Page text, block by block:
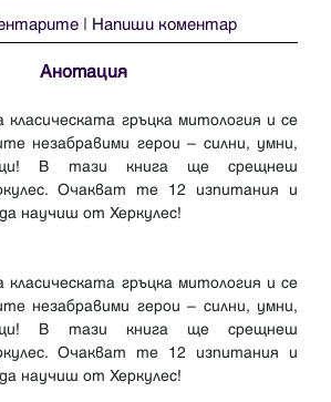
| Напиши коментар
Анотация
гръцка митология и се
незабравими герои – силни, умни,
В тази книга ще срещнеш
Очакват те 12 изпитания и
научиш от Херкулес!
гръцка митология и се
незабравими герои – силни, умни,
В тази книга ще срещнеш
Очакват те 12 изпитания и